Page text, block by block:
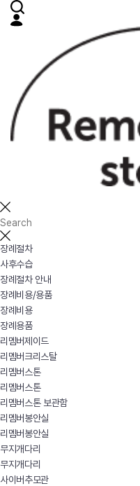
장례절차
사후수습
장례절차 안내
장례비용/용품
장례비용
장례용품
리멤버제이드
리멤버크리스탈
리멤버스톤
리멤버스톤
리멤버스톤 보관함
리멤버봉안실
리멤버봉안실
무지개다리
무지개다리
사이버추모관